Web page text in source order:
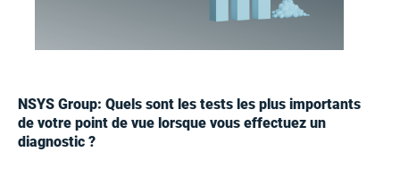
NSYS Group: Quels sont les tests les plus importants
de votre point de vue lorsque vous effectuez un
diagnostic ?